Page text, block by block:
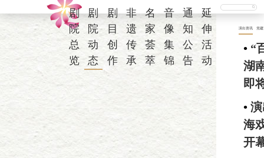
剧
院
总
览
剧
院
动
态
剧
目
创
作
非
遗
传
承
名
家
荟
萃
音
像
集
锦
通
知
公
告
延
伸
活
动
演出资讯 党建
• “
湖
即
•
海
开